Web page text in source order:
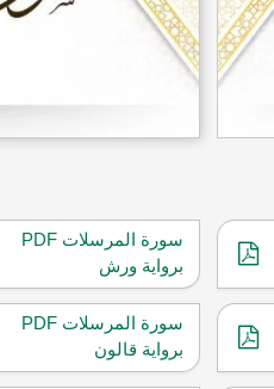
سورة المرسلات PDF
برواية ورش
سورة المرسلات PDF
برواية قالون